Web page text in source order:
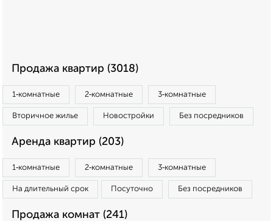
Продажа квартир (3018)
1‑комнатные 2‑комнатные 3‑комнатные
Вторичное жилье Новостройки Без посредников
Аренда квартир (203)
1‑комнатные 2‑комнатные 3‑комнатные
На длительный срок Посуточно Без посредников
Продажа комнат (241)